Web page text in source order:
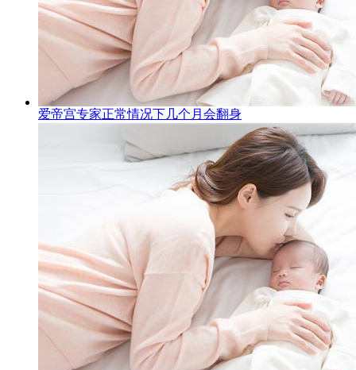
爱帝宫专家正常情况下几个月会翻身